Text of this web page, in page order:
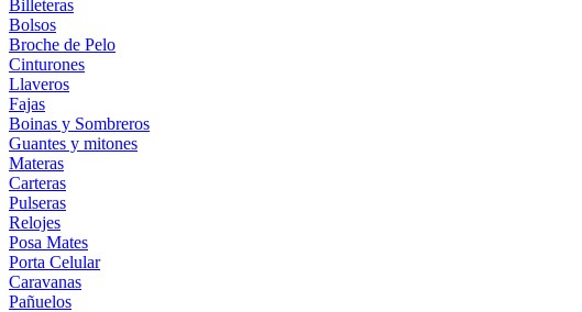
Billeteras
Bolsos
Broche de Pelo
Cinturones
Llaveros
Fajas
Boinas y Sombreros
Guantes y mitones
Materas
Carteras
Pulseras
Relojes
Posa Mates
Porta Celular
Caravanas
Pañuelos